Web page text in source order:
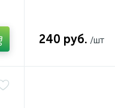
240 руб. /шт